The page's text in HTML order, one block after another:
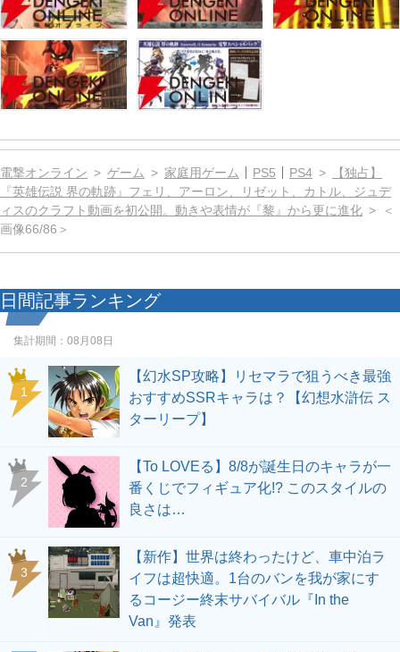
電撃オンライン ゲーム 家庭用ゲーム PS5 PS4
【独占】
『英雄伝説 界の軌跡』フェリ、アーロン、リゼット、カトル、ジュデ
ィスのクラフト動画を初公開。動きや表情が『黎』から更に進化
＜
画像66/86＞
日間記事ランキング
集計期間： 08月08日
1
【幻水SP攻略】リセマラで狙うべき最強
おすすめSSRキャラは？【幻想水滸伝 ス
ターリープ】
2
【To LOVEる】8/8が誕生日のキャラが一
番くじでフィギュア化!? このスタイルの
良さは…
3
【新作】世界は終わったけど、車中泊ラ
イフは超快適。1台のバンを我が家にす
るコージー終末サバイバル『In the
Van』発表